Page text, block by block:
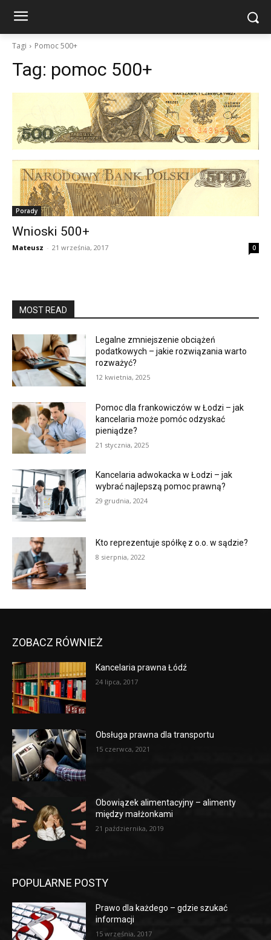
Tagi Pomoc 500+
Tag: pomoc 500+
Porady
Wnioski 500+
Mateusz - 21 września, 2017 0
MOST READ
Legalne zmniejszenie obciążeń
podatkowych – jakie rozwiązania warto
rozważyć?
12 kwietnia, 2025
Pomoc dla frankowiczów w Łodzi – jak
kancelaria może pomóc odzyskać
pieniądze?
21 stycznia, 2025
Kancelaria adwokacka w Łodzi – jak
wybrać najlepszą pomoc prawną?
29 grudnia, 2024
Kto reprezentuje spółkę z o.o. w sądzie?
8 sierpnia, 2022
ZOBACZ RÓWNIEŻ
Kancelaria prawna Łódź
24 lipca, 2017
Obsługa prawna dla transportu
15 czerwca, 2021
Obowiązek alimentacyjny – alimenty
między małżonkami
21 października, 2019
POPULARNE POSTY
Prawo dla każdego – gdzie szukać
informacji
15 września, 2017